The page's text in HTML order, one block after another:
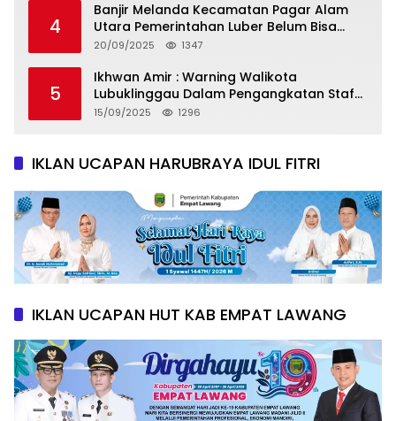
4
Banjir Melanda Kecamatan Pagar Alam
Utara Pemerintahan Luber Belum Bisa
Mengatasi Banjir
20/09/2025 1347
5
Ikhwan Amir : Warning Walikota
Lubuklinggau Dalam Pengangkatan Staf
Khusus
15/09/2025 1296
IKLAN UCAPAN HARUBRAYA IDUL FITRI
IKLAN UCAPAN HUT KAB EMPAT LAWANG